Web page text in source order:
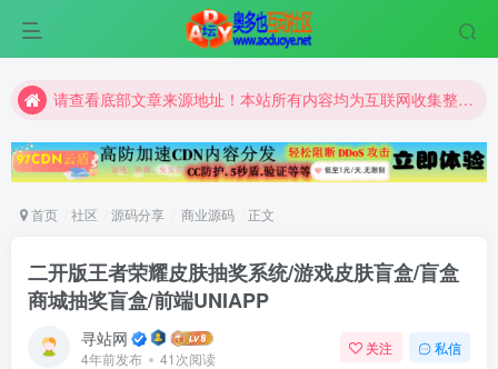
请查看底部文章来源地址！本站所有内容均为互联网收集整理和网友上传。仅限于学习研究，切勿用于商业用途。
请查看底部文章来源地址！本站所有内容均为互联网收集整理和网友上传。仅限于学习研究，切勿用于商业用途。
请查看底部文章来源地址！本站所有内容均为互联网收集整理和网友上传。仅限于学习研究，切勿用于商业用途。
首页 社区 源码分享 商业源码 正文
二开版王者荣耀皮肤抽奖系统/游戏皮肤盲盒/盲盒
商城抽奖盲盒/前端UNIAPP
寻站网
4年前发布 41次阅读
关注 私信